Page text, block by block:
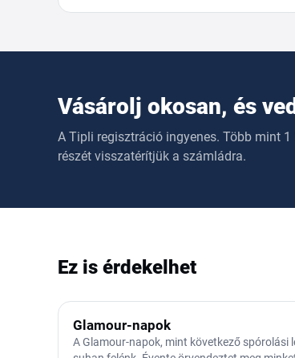
Vásárolj okosan, és
A Tipli regisztráció ingyenes. Több mint
részét visszatérítjük a számládra.
Ez is érdekelhet
Glamour-napok
A Glamour-napok, mint következő spórolási